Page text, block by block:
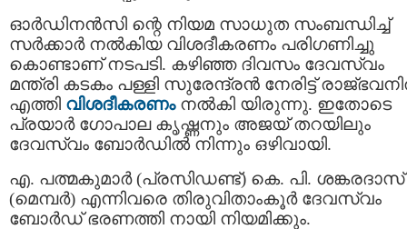
ഓര്‍ഡിനന്‍സി ന്റെ നിയമ സാധുത സംബന്ധിച്ച്
സര്‍ക്കാര്‍ നല്‍കിയ വിശദീകരണം പരിഗണിച്ചു
കൊണ്ടാണ് നടപടി. കഴിഞ്ഞ ദിവസം ദേവസ്വം
മന്ത്രി കടകം പള്ളി സുരേന്ദ്രന്‍ നേരിട്ട്
എത്തി വിശദീകരണം നല്‍കി യിരുന്നു. ഇതോടെ
പ്രയാര്‍ ഗോപാല കൃഷ്ണനും അജയ് തറയിലും
ദേവസ്വം ബോർഡിൽ നിന്നും ഒഴിവായി.
എ. പത്മകുമാര്‍ (പ്രസിഡണ്ട്) കെ. പി. ശങ്കരദാസ്
(മെമ്പര്‍) എന്നിവരെ തിരുവിതാംകൂര്‍ ദേവസ്വം
ബോര്‍ഡ് ഭരണത്തി നായി നിയമിക്കും.